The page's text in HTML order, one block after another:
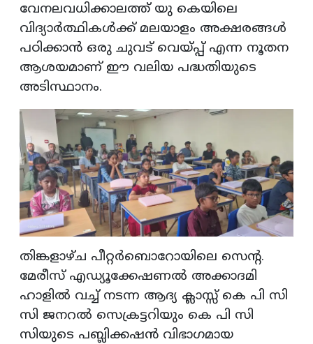
വേനലവധിക്കാലത്ത് യു കെയിലെ
വിദ്യാര്‍ത്ഥികള്‍ക്ക് മലയാളം അക്ഷരങ്ങള്‍
പഠിക്കാന്‍ ഒരു ചുവട് വെയ്പ്പ് എന്ന നൂതന
ആശയമാണ് ഈ വലിയ പദ്ധതിയുടെ
അടിസ്ഥാനം.
തിങ്കളാഴ്ച പീറ്റര്‍ബൊറോയിലെ സെന്റ.
മേരീസ് എഡ്യൂക്കേഷണല്‍ അക്കാദമി
ഹാളില്‍ വച്ച് നടന്ന ആദ്യ ക്ലാസ്സ് കെ പി സി
സി ജനറല്‍ സെക്രട്ടറിയും കെ പി സി
സിയുടെ പബ്ലിക്കഷന്‍ വിഭാഗമായ